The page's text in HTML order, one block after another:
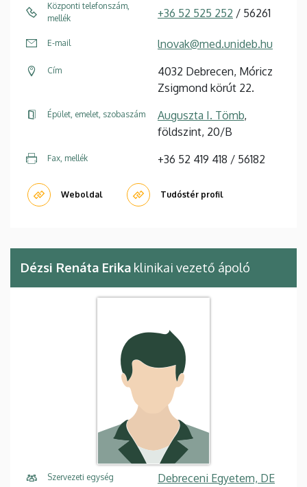
Központi telefonszám,
mellék
+36 52 525 252 / 56261
E-mail lnovak@med.unideb.hu
Cím
4032 Debrecen, Móricz
Zsigmond körút 22.
Épület, emelet, szobaszám Auguszta I. Tömb,
földszint, 20/B
Fax, mellék +36 52 419 418 / 56182
Weboldal Tudóstér profil
Dézsi Renáta Erika klinikai vezető ápoló
Szervezeti egység
Debreceni Egyetem, DE